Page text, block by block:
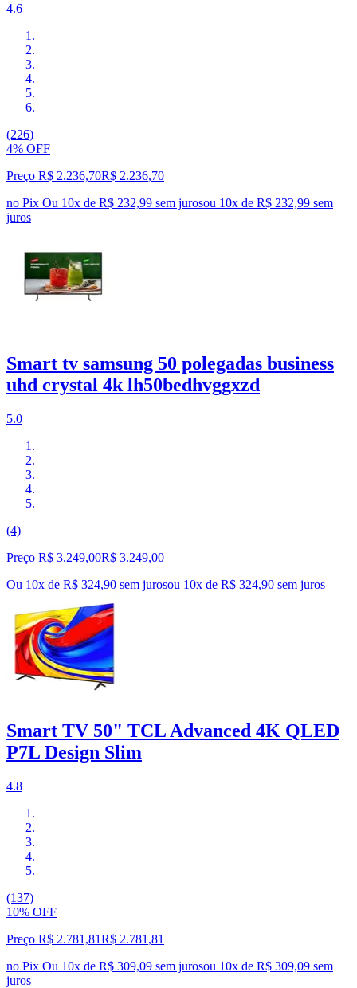
4.6
(226)
4% OFF
Preço R$ 2.236,70R$ 2.236,70
no Pix Ou 10x de R$ 232,99 sem jurosou 10x de R$ 232,99 sem
juros
Smart tv samsung 50 polegadas business
uhd crystal 4k lh50bedhvggxzd
5.0
(4)
Preço R$ 3.249,00R$ 3.249,00
Ou 10x de R$ 324,90 sem jurosou 10x de R$ 324,90 sem juros
Smart TV 50" TCL Advanced 4K QLED
P7L Design Slim
4.8
(137)
10% OFF
Preço R$ 2.781,81R$ 2.781 ,81
no Pix Ou 10x de R$ 309,09 sem jurosou 10x de R$ 309,09 sem
juros